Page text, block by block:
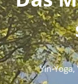
Yin-